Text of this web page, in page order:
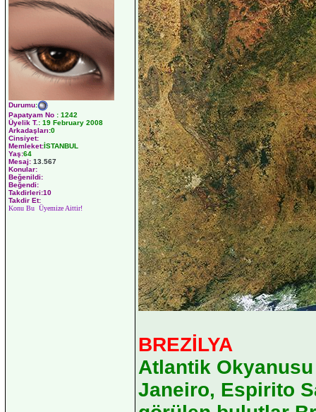
Durumu:
Papatyam No : 1242
Üyelik T.: 19 February 2008
Arkadaşları:0
Cinsiyet:
Memleket:İSTANBUL
Yaş:64
Mesaj: 13.567
Konular:
Beğenildi:
Beğendi:
Takdirleri:10
Takdir Et:
Konu Bu Üyemize Aittir!
BREZİLYA
Atlantik
Janeiro, Espirito